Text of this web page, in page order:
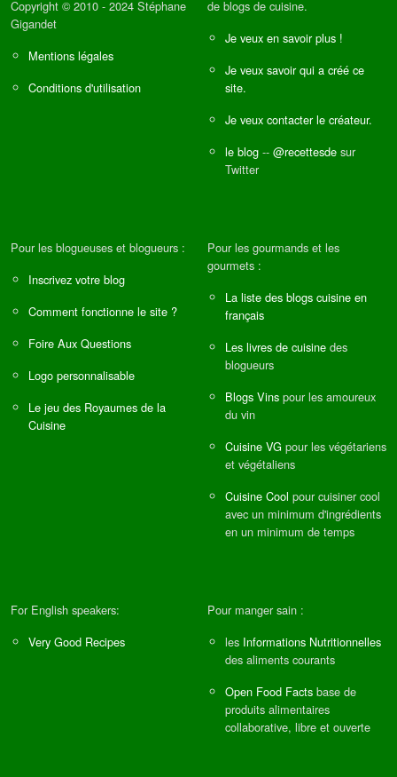
Copyright © 2010 - 2024 Stéphane
Gigandet
Mentions légales
Conditions d'utilisation
de blogs de cuisine.
Je veux en savoir plus !
Je veux savoir qui a créé ce
site.
Je veux contacter le créateur.
le blog -- @recettesde sur
Twitter
Pour les blogueuses et blogueurs :
Inscrivez votre blog
Comment fonctionne le site ?
Foire Aux Questions
Logo personnalisable
Le jeu des Royaumes de la
Cuisine
Pour les gourmands et les
gourmets :
La liste des blogs cuisine en
français
Les livres de cuisine des
blogueurs
Blogs Vins pour les amoureux
du vin
Cuisine VG pour les végétariens
et végétaliens
Cuisine Cool pour cuisiner cool
avec un minimum d'ingrédients
en un minimum de temps
For English speakers:
Very Good Recipes
Pour manger sain :
les Informations Nutritionnelles
des aliments courants
Open Food Facts base de
produits alimentaires
collaborative, libre et ouverte